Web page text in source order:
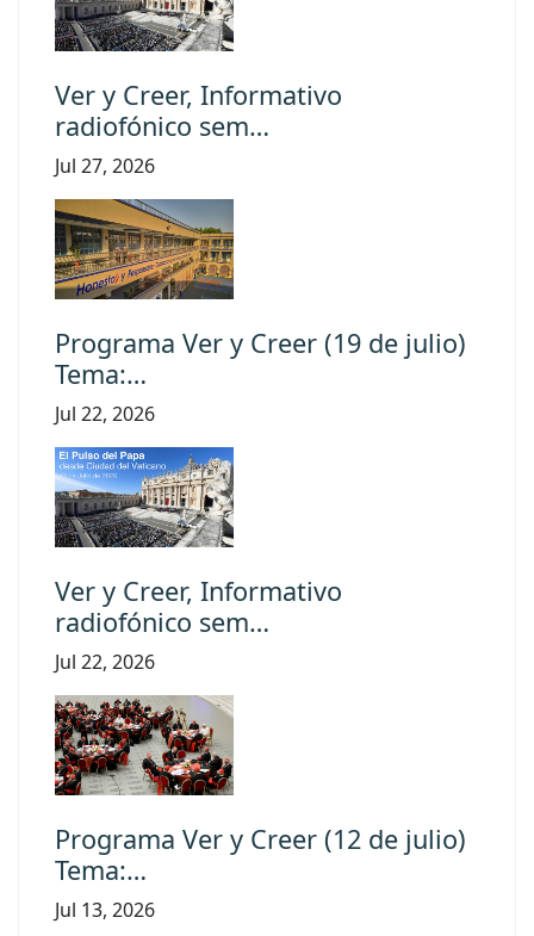
Ver y Creer, Informativo
radiofónico sem…
Jul 27, 2026
Programa Ver y Creer (19 de julio)
Tema:…
Jul 22, 2026
Ver y Creer, Informativo
radiofónico sem…
Jul 22, 2026
Programa Ver y Creer (12 de julio)
Tema:…
Jul 13, 2026